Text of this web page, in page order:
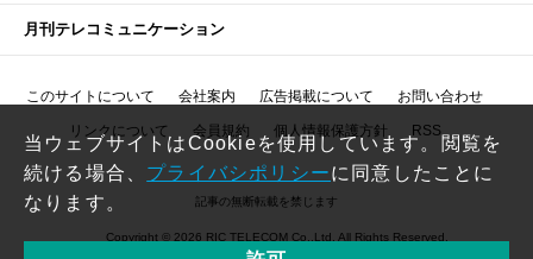
月刊テレコミュニケーション
このサイトについて 会社案内 広告掲載について お問い合わせ
リンクについて 会員規約 個人情報保護方針 RSS
記事の無断転載を禁じます
Copyright © 2026 RIC TELECOM Co.,Ltd. All Rights Reserved.
当ウェブサイトはCookieを使用しています。閲覧を
続ける場合、 プライバシポリシーに同意したことに
なります。